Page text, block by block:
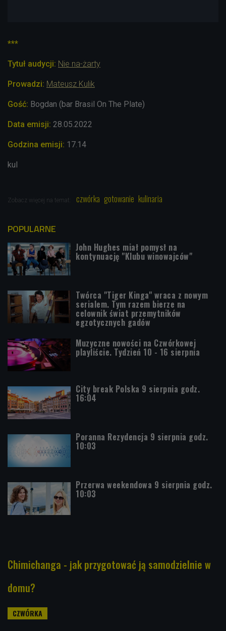
***
Tytuł audycji: Nie na-żarty
Prowadzi: Mateusz Kulik
Gość: Bogdan (bar Brasil On The Plate)
Data emisji: 28.05.2022
Godzina emisji: 17.14
kul
Zobacz więcej na temat: czwórka gotowanie kulinaria
POPULARNE
John Hughes miał pomysł na
kontynuację "Klubu winowajców"
Twórca "Tiger Kinga" wraca z nowym
serialem. Tym razem bierze na
celownik świat przemytników
egzotycznych gadów
Muzyczne nowości na Czwórkowej
playliście. Tydzień 10 - 16 sierpnia
City break Polska 9 sierpnia godz.
16:04
Poranna Rezydencja 9 sierpnia godz.
10:03
Przerwa weekendowa 9 sierpnia godz.
10:03
Chimichanga - jak przygotować ją samodzielnie w
domu?